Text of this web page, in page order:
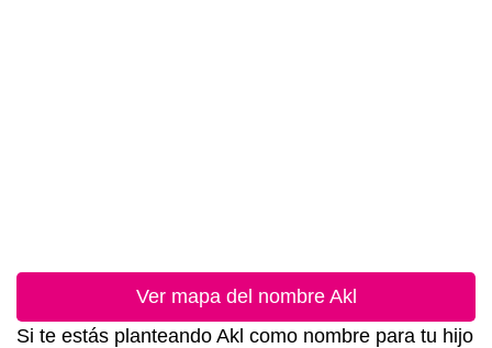
Ver mapa del nombre Akl
Si te estás planteando Akl como nombre para tu hijo